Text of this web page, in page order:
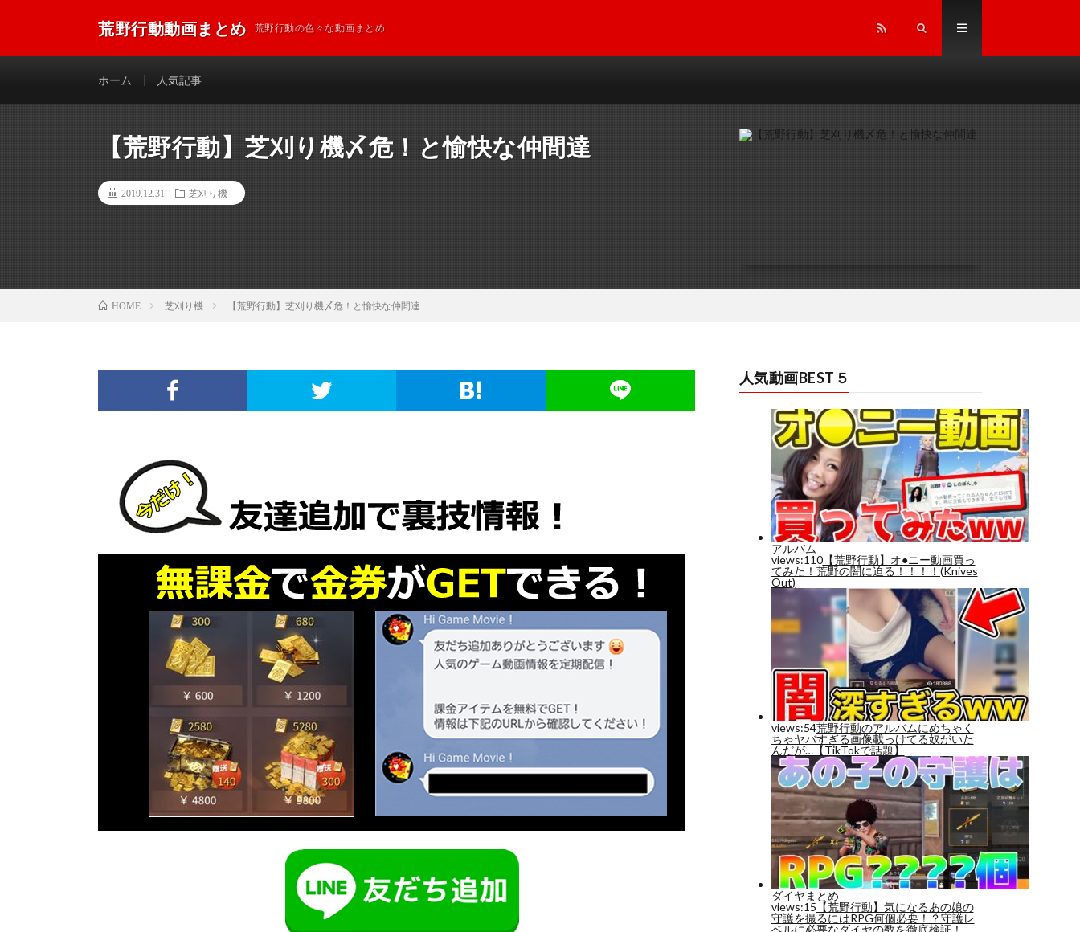
荒野行動動画まとめ 荒野行動の色々な動画まとめ
ホーム 人気記事
【荒野行動】芝刈り機〆危！と愉快な仲間達
2019.12.31 芝刈り機
HOME 芝刈り機 【荒野行動】芝刈り機〆危！と愉快な仲間達
人気動画BEST５